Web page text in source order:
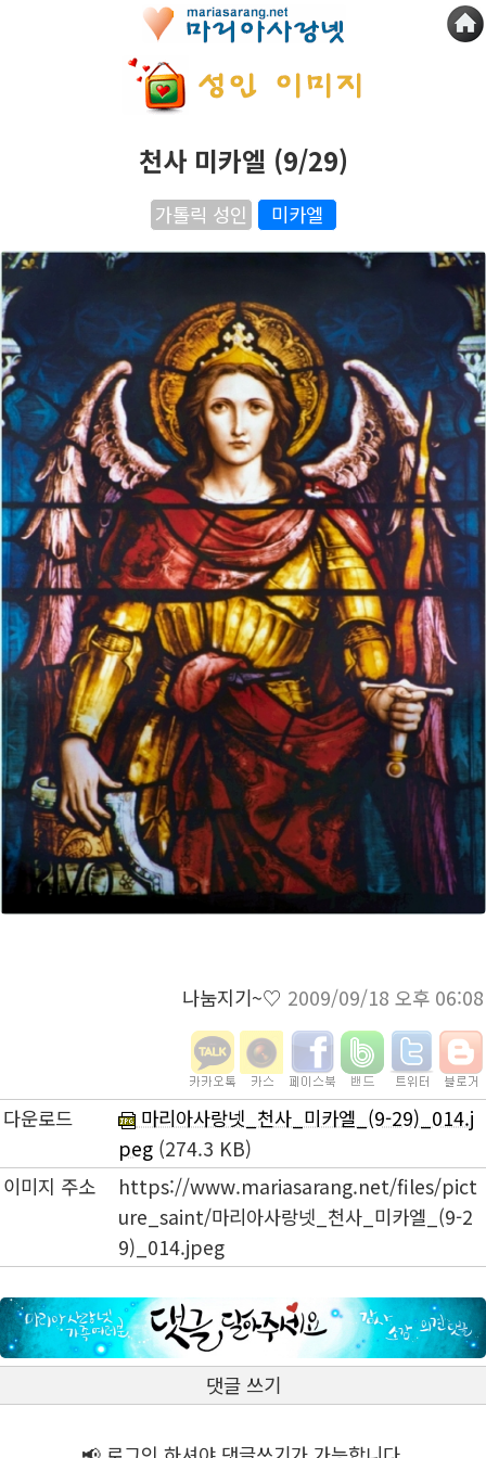
천사 미카엘 (9/29)
가톨릭 성인 미카엘
나눔지기~♡ 2009/09/18 오후 06:08
다운로드
마리아사랑넷_천사_미카엘_(9-29)_014.j
peg (274.3 KB)
이미지 주소
https://www.mariasarang.net/files/pict
ure_saint/마리아사랑넷_천사_미카엘_(9-2
9)_014.jpeg
댓글 쓰기